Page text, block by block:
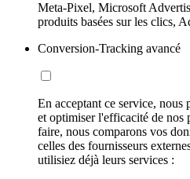
Meta-Pixel, Microsoft
produits basées sur les clics,
Conversion-Tracking avancé
En acceptant ce service,
et optimiser l'efficacité de nos
faire, nous comparons vos
celles des fournisseurs
utilisiez déjà leurs services :